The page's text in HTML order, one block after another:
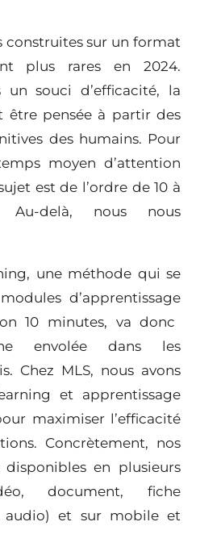
construites sur un format
plus rares en 2024.
un souci d’efficacité, la
être pensée à partir des
des humains. Pour
moyen d’attention
est de l’ordre de 10 à
Au-delà, nous nous
, une méthode qui se
modules d’apprentissage
10 minutes, va donc
envolée dans les
Chez MLS, nous avons
et apprentissage
maximiser l’efficacité
Concrètement, nos
en plusieurs
document, fiche
audio) et sur mobile et